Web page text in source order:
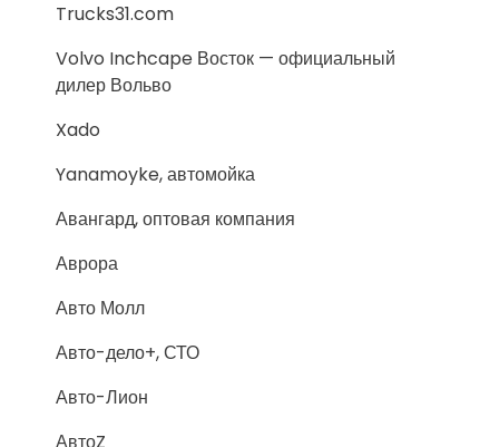
Trucks31.com
Volvo Inchcape Восток — официальный
дилер Вольво
Xado
Yanamoyke, автомойка
Авангард, оптовая компания
Аврора
Авто Молл
Авто-дело+, СТО
Авто-Лион